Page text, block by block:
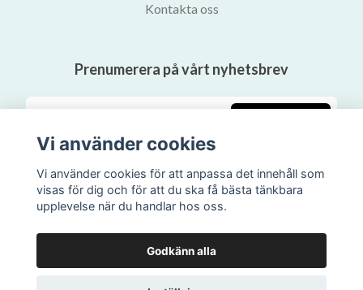
Kontakta oss
Prenumerera på vårt nyhetsbrev
Vi använder cookies
Vi använder cookies för att anpassa det innehåll som
visas för dig och för att du ska få bästa tänkbara
upplevelse när du handlar hos oss.
Godkänn alla